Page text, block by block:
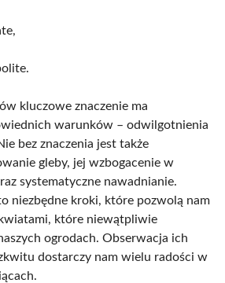
kluczowe znaczenie ma
warunków – odwilgotnienia
bez znaczenia jest także
gleby, jej wzbogacenie w
systematyczne nawadnianie.
niezbędne kroki, które pozwolą nam
które niewątpliwie
ogrodach. Obserwacja ich
dostarczy nam wielu radości w